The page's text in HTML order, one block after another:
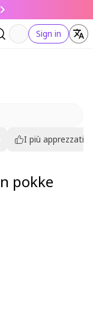
Sign in
I più apprezzati